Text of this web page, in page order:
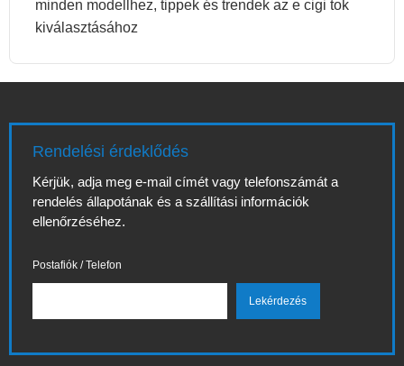
minden modellhez, tippek és trendek az e cigi tok
kiválasztásához
Rendelési érdeklődés
Kérjük, adja meg e-mail címét vagy telefonszámát a
rendelés állapotának és a szállítási információk
ellenőrzéséhez.
Postafiók / Telefon